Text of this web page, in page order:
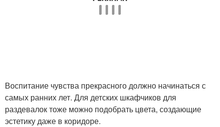
Воспитание чувства прекрасного должно начинаться с
самых ранних лет. Для детских шкафчиков для
раздевалок тоже можно подобрать цвета, создающие
эстетику даже в коридоре.